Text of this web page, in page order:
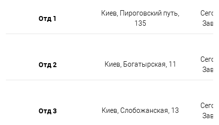
Отд 1
Киев, Пироговский путь,
135
Отд 2 Киев, Богатырская, 11
Отд 3 Киев, Слобожанская, 13